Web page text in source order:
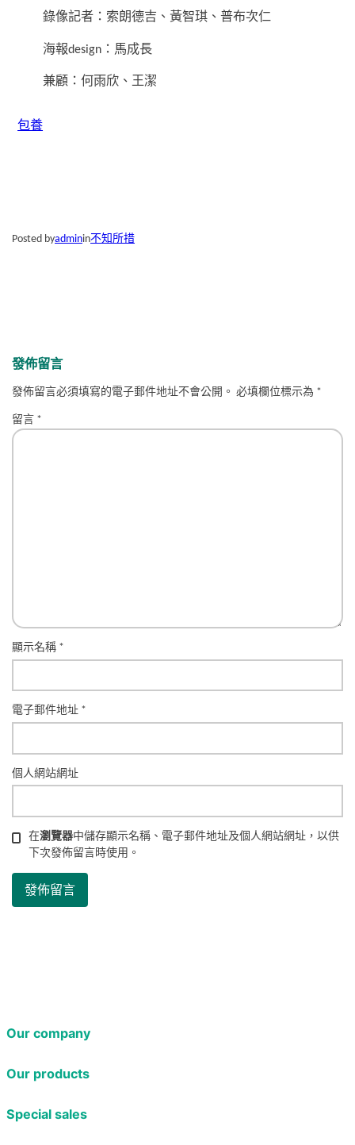
錄像記者：索朗德吉、黃智琪、普布次仁
海報design：馬成長
兼顧：何雨欣、王潔
包養
Posted byadminin不知所措
發佈留言
發佈留言必須填寫的電子郵件地址不會公開。 必填欄位標示為 *
留言 *
顯示名稱 *
電子郵件地址 *
個人網站網址
在瀏覽器中儲存顯示名稱、電子郵件地址及個人網站網址，以供
下次發佈留言時使用。
Our company
Our products
Special sales